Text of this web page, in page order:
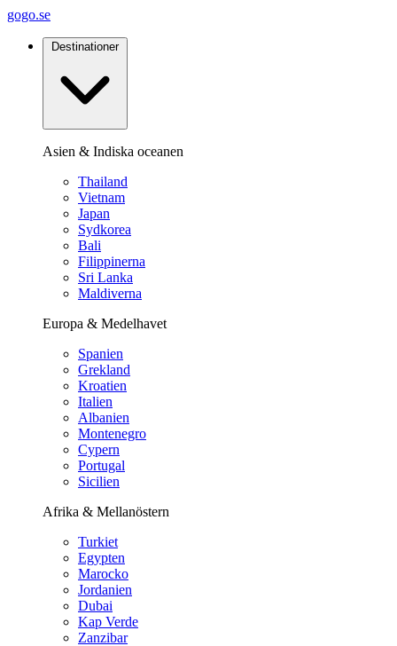
gogo.se
Destinationer
Asien & Indiska oceanen
Thailand
Vietnam
Japan
Sydkorea
Bali
Filippinerna
Sri Lanka
Maldiverna
Europa & Medelhavet
Spanien
Grekland
Kroatien
Italien
Albanien
Montenegro
Cypern
Portugal
Sicilien
Afrika & Mellanöstern
Turkiet
Egypten
Marocko
Jordanien
Dubai
Kap Verde
Zanzibar